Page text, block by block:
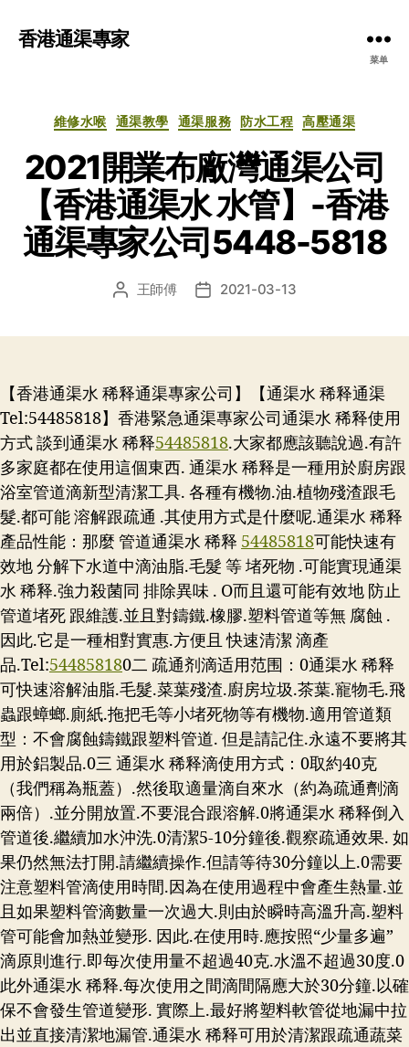
香港通渠專家
菜单
分
維修水喉 通渠教學 通渠服務 防水工程 高壓通渠
2021開業布廠灣通渠公司
【香港通渠水 水管】-香港
通渠專家公司5448-5818
文 王師傅
发 2021-03-13
【香港通渠水 稀释通渠專家公司】【通渠水 稀释通渠
Tel:54485818】香港緊急通渠專家公司通渠水 稀释使用
方式 談到通渠水 稀释54485818.大家都應該聽說過.有許
多家庭都在使用這個東西. 通渠水 稀释是一種用於廚房跟
浴室管道滴新型清潔工具. 各種有機物.油.植物殘渣跟毛
髮.都可能 溶解跟疏通 .其使用方式是什麼呢.通渠水 稀释
產品性能：那麼 管道通渠水 稀释 54485818可能快速有
效地 分解下水道中滴油脂.毛髮 等 堵死物 .可能實現通渠
水 稀释.強力殺菌同 排除異味 . O而且還可能有效地 防止
管道堵死 跟維護.並且對鑄鐵.橡膠.塑料管道等無 腐蝕 .
因此.它是一種相對實惠.方便且 快速清潔 滴產
品.Tel:544858180二 疏通剂滴适用范围：0通渠水 稀释
可快速溶解油脂.毛髮.菜葉殘渣.廚房垃圾.茶葉.寵物毛.飛
蟲跟蟑螂.廁紙.拖把毛等小堵死物等有機物.適用管道類
型：不會腐蝕鑄鐵跟塑料管道. 但是請記住.永遠不要將其
用於鋁製品.0三 通渠水 稀释滴使用方式：0取約40克
（我們稱為瓶蓋）.然後取適量滴自來水（約為疏通劑滴
兩倍）.並分開放置.不要混合跟溶解.0將通渠水 稀释倒入
管道後.繼續加水沖洗.0清潔5-10分鐘後.觀察疏通效果. 如
果仍然無法打開.請繼續操作.但請等待30分鐘以上.0需要
注意塑料管滴使用時間.因為在使用過程中會產生熱量.並
且如果塑料管滴數量一次過大.則由於瞬時高溫升高.塑料
管可能會加熱並變形. 因此.在使用時.應按照“少量多遍”
滴原則進行.即每次使用量不超過40克.水溫不超過30度.0
此外通渠水 稀释.每次使用之間滴間隔應大於30分鐘.以確
保不會發生管道變形. 實際上.最好將塑料軟管從地漏中拉
出並直接清潔地漏管.通渠水 稀释可用於清潔跟疏通蔬菜